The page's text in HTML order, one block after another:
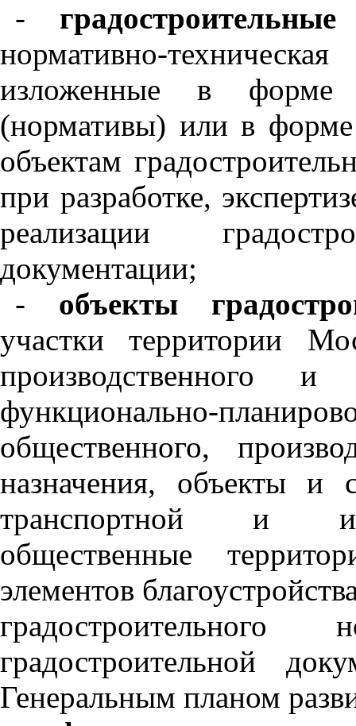
-
нормативно-
изложенные в форме
(нормативы) или в форме
объектам
при разработке,
реализации
документации;
- объекты
участки территории
производственного и
функционально-
общественного,
назначения, объекты и
транспортной и
общественные
элементов
градостроительного
градостроительной
Генеральным планом